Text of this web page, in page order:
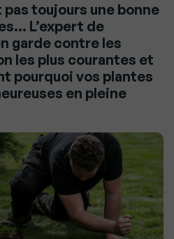
pas toujours une bonne
L’expert de
garde contre les
les plus courantes et
pourquoi vos plantes
en pleine